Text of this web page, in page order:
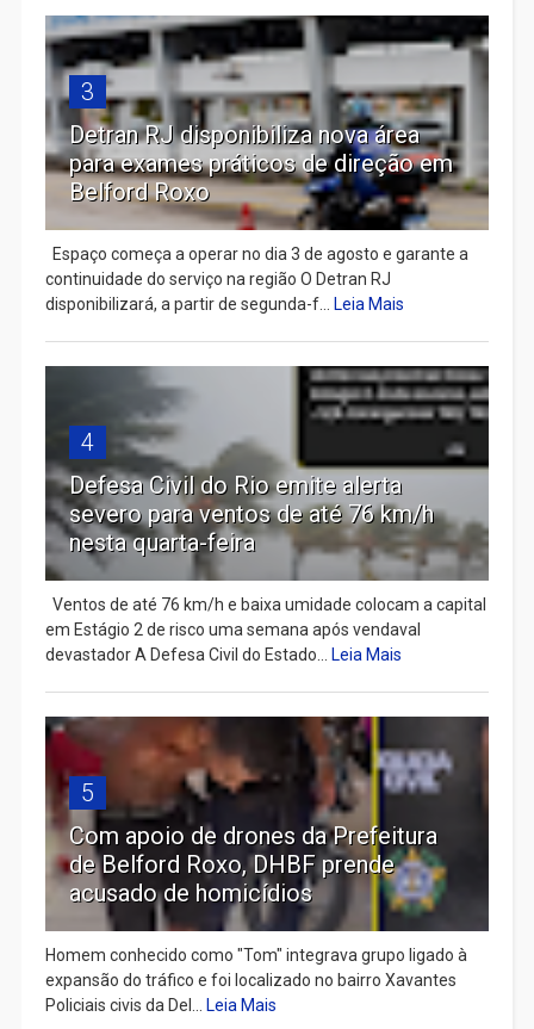
3
Detran RJ disponibiliza nova área
para exames práticos de direção em
Belford Roxo
Espaço começa a operar no dia 3 de agosto e garante a
continuidade do serviço na região O Detran RJ
disponibilizará, a partir de segunda-f...
Leia Mais
4
Defesa Civil do Rio emite alerta
severo para ventos de até 76 km/h
nesta quarta-feira
Ventos de até 76 km/h e baixa umidade colocam a capital
em Estágio 2 de risco uma semana após vendaval
devastador A Defesa Civil do Estado...
Leia Mais
5
Com apoio de drones da Prefeitura
de Belford Roxo, DHBF prende
acusado de homicídios
Homem conhecido como "Tom" integrava grupo ligado à
expansão do tráfico e foi localizado no bairro Xavantes
Policiais civis da Del...
Leia Mais